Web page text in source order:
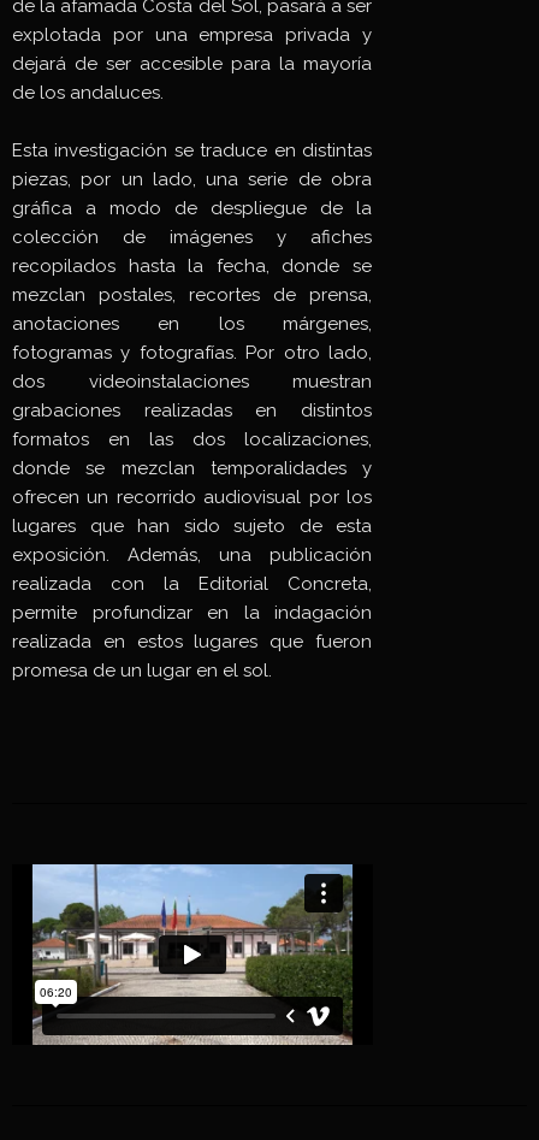
de la afamada Costa del Sol, pasará a ser
explotada por una empresa privada y
dejará de ser accesible para la mayoría
de los andaluces.
Esta investigación se traduce en distintas
piezas, por un lado, una serie de obra
gráfica a modo de despliegue de la
colección de imágenes y afiches
recopilados hasta la fecha, donde se
mezclan postales, recortes de prensa,
anotaciones en los márgenes,
fotogramas y fotografías. Por otro lado,
dos videoinstalaciones muestran
grabaciones realizadas en distintos
formatos en las dos localizaciones,
donde se mezclan temporalidades y
ofrecen un recorrido audiovisual por los
lugares que han sido sujeto de esta
exposición. Además, una publicación
realizada con la Editorial Concreta,
permite profundizar en la indagación
realizada en estos lugares que fueron
promesa de un lugar en el sol.